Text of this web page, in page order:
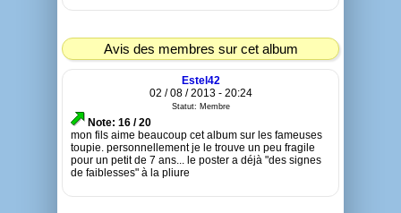
Avis des membres sur cet album
Estel42
02 / 08 / 2013 - 20:24
Statut: Membre
Note: 16 / 20
mon fils aime beaucoup cet album sur les fameuses
toupie. personnellement je le trouve un peu fragile
pour un petit de 7 ans... le poster a déjà "des signes
de faiblesses" à la pliure